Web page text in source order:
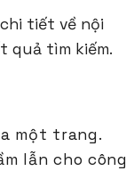
tiết về nội
quả tìm kiếm.
một trang.
lẫn cho công